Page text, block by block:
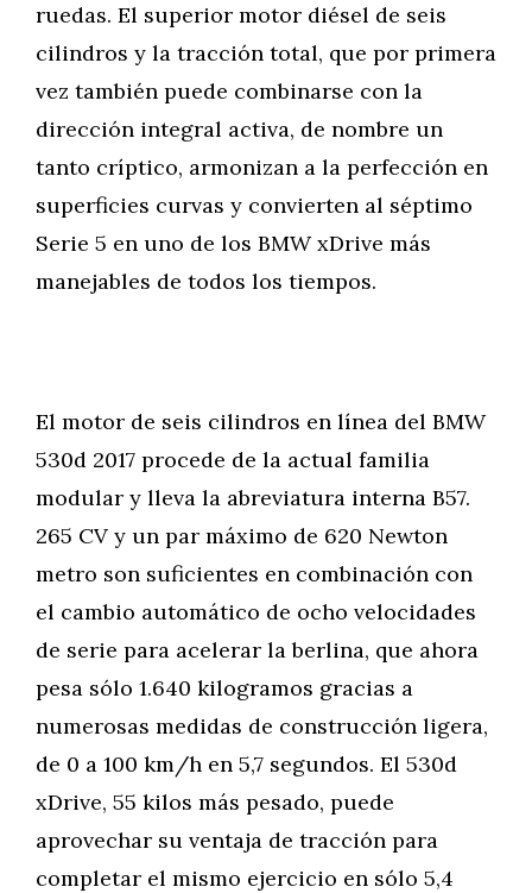
ruedas. El superior motor diésel de seis
cilindros y la tracción total, que por primera
vez también puede combinarse con la
dirección integral activa, de nombre un
tanto críptico, armonizan a la perfección en
superficies curvas y convierten al séptimo
Serie 5 en uno de los BMW xDrive más
manejables de todos los tiempos.
El motor de seis cilindros en línea del BMW
530d 2017 procede de la actual familia
modular y lleva la abreviatura interna B57.
265 CV y un par máximo de 620 Newton
metro son suficientes en combinación con
el cambio automático de ocho velocidades
de serie para acelerar la berlina, que ahora
pesa sólo 1.640 kilogramos gracias a
numerosas medidas de construcción ligera,
de 0 a 100 km/h en 5,7 segundos. El 530d
xDrive, 55 kilos más pesado, puede
aprovechar su ventaja de tracción para
completar el mismo ejercicio en sólo 5,4